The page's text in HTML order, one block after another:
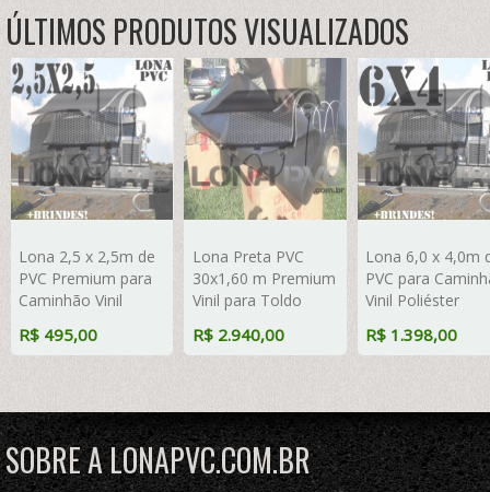
ÚLTIMOS PRODUTOS VISUALIZADOS
Lona 2,5 x 2,5m de
PVC Premium para
Caminhão Vinil
Preto Fosco Anti-
25cm + 5 LonaFlex
Gancho 50cm
R$ 495,00
Lona Preta PVC
30x1,60 m Premium
Vinil para Toldo
MMA Cobertura
Eventos Festa
R$ 2.940,00
Lona 6,0 x 4,0m
PVC para
Vinil Poliéster
Fosco Anti-
LonaFlex Gancho
50cm
R$ 1.398,00
SOBRE A LONAPVC.COM.BR